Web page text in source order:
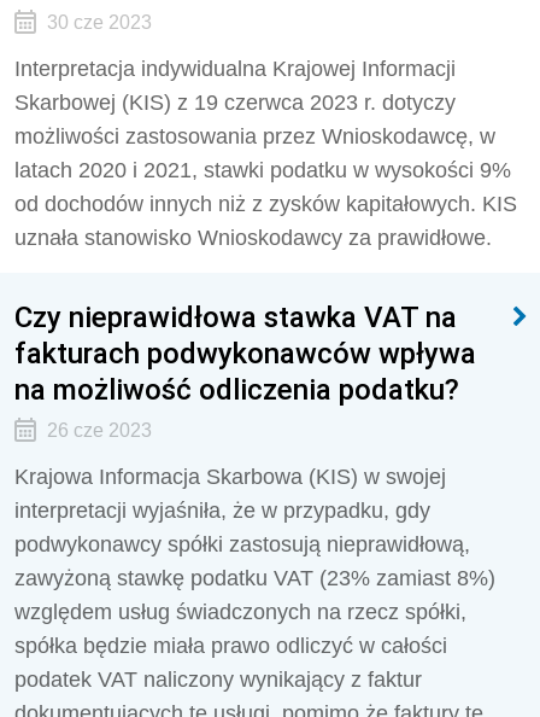
30 cze 2023
Interpretacja indywidualna Krajowej Informacji
Skarbowej (KIS) z 19 czerwca 2023 r. dotyczy
możliwości zastosowania przez Wnioskodawcę, w
latach 2020 i 2021, stawki podatku w wysokości 9%
od dochodów innych niż z zysków kapitałowych. KIS
uznała stanowisko Wnioskodawcy za prawidłowe.
Czy nieprawidłowa stawka VAT na
fakturach podwykonawców wpływa
na możliwość odliczenia podatku?
26 cze 2023
Krajowa Informacja Skarbowa (KIS) w swojej
interpretacji wyjaśniła, że w przypadku, gdy
podwykonawcy spółki zastosują nieprawidłową,
zawyżoną stawkę podatku VAT (23% zamiast 8%)
względem usług świadczonych na rzecz spółki,
spółka będzie miała prawo odliczyć w całości
podatek VAT naliczony wynikający z faktur